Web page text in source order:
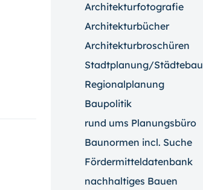
Architekturfotografie
Architekturbücher
Architekturbroschüren
Stadtplanung/Städtebau
Regionalplanung
Baupolitik
rund ums Planungsbüro
Baunormen incl. Suche
Fördermitteldatenbank
nachhaltiges Bauen